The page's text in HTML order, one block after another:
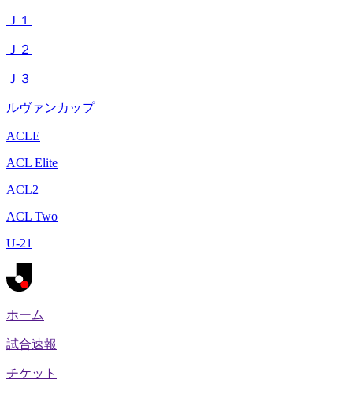
Ｊ１
Ｊ２
Ｊ３
ルヴァンカップ
ACLE
ACL Elite
ACL2
ACL Two
U-21
ホーム
試合速報
チケット